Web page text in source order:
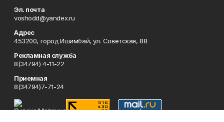
Эл. почта
voshodd@yandex.ru
Адрес
453200, город Ишимбай, ул. Советская, 88
Рекламная служба
8(34794) 4-11-22
Приемная
8(34794)7-71-24